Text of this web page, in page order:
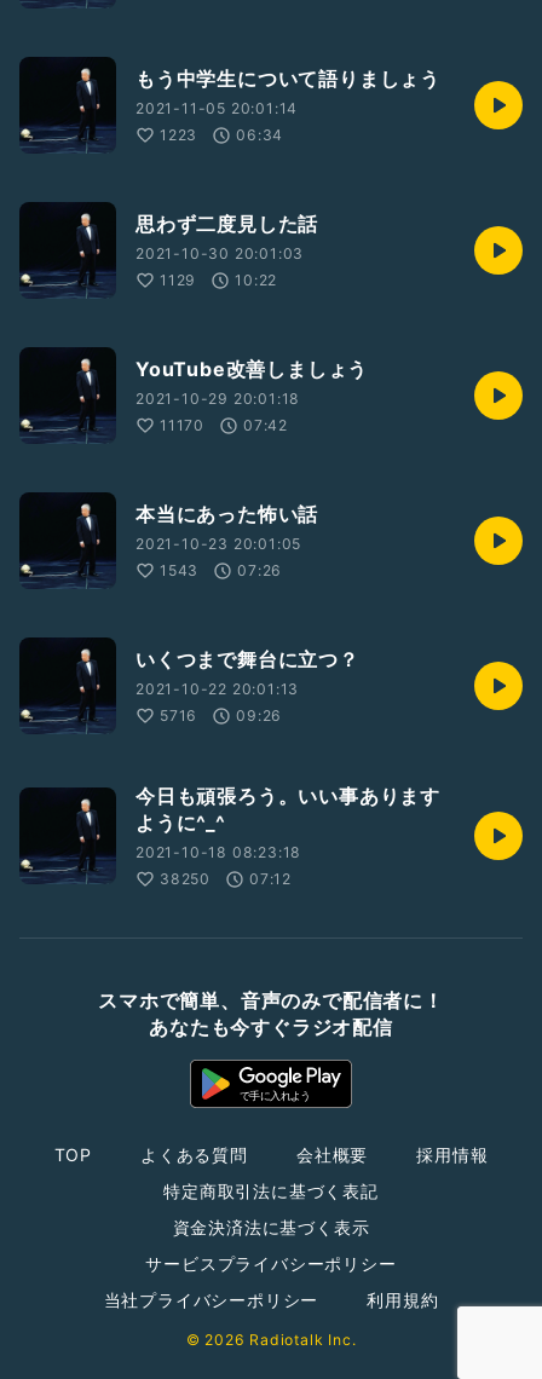
もう中学生について語りましょう
2021-11-05 20:01:14
1223
06:34
思わず二度見した話
2021-10-30 20:01:03
1129
10:22
YouTube改善しましょう
2021-10-29 20:01:18
11170
07:42
本当にあった怖い話
2021-10-23 20:01:05
1543
07:26
いくつまで舞台に立つ？
2021-10-22 20:01:13
5716
09:26
今日も頑張ろう。いい事あります
ように^_^
2021-10-18 08:23:18
38250
07:12
スマホで簡単、音声のみで配信者に！
あなたも今すぐラジオ配信
TOP よくある質問 会社概要
採用情報
特定商取引法に基づく表記
資金決済法に基づく表示
サービスプライバシーポリシー
当社プライバシーポリシー
利用規約
© 2026 Radiotalk Inc.